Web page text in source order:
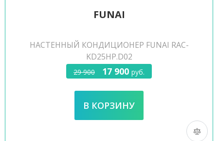
FUNAI
НАСТЕННЫЙ КОНДИЦИОНЕР FUNAI RAC-
KD25HP.D02
29 900 17 900 руб.